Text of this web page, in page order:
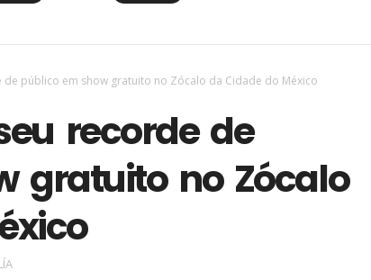
de público em show gratuito no Zócalo da Cidade do México
recorde de
gratuito no Zócalo